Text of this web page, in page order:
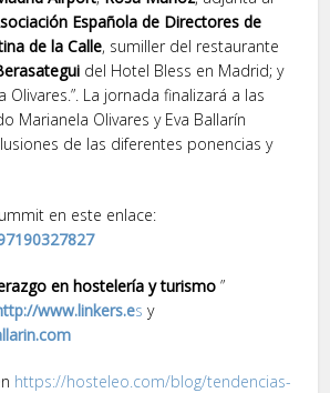
Española de Directores de
de la Calle, sumiller del restaurante
del Hotel Bless en Madrid; y
La jornada finalizará a las
Marianela Olivares y Eva Ballarín
de las diferentes ponencias y
en este enlace:
en hostelería y turismo”
www.linkers.es y
https://hosteleo.com/blog/tendencias-